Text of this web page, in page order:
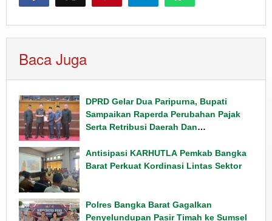
Baca Juga
DPRD Gelar Dua Paripurna, Bupati
Sampaikan Raperda Perubahan Pajak
Serta Retribusi Daerah Dan
Tahun 2026
Antisipasi KARHUTLA Pemkab Bangka
Barat Perkuat Kordinasi Lintas Sektor
Polres Bangka Barat Gagalkan
Penyelundupan Pasir Timah ke Sumsel